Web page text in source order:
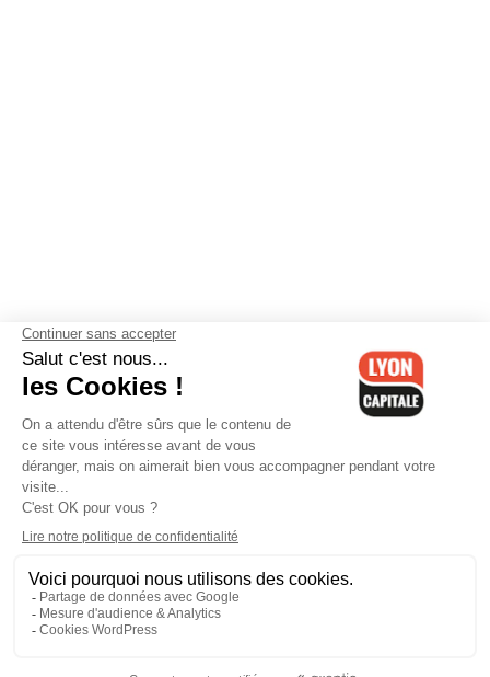
Contactez-nous-Mentions légales-CGV-Politique de
confidentialité-Gestion des cookies